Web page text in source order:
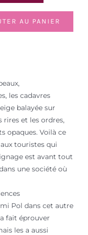
AU PANIER
les cadavres
balayée sur
rires et les ordres,
opaques. Voilà ce
touristes qui
est avant tout
une société où
Pol dans cet autre
fait éprouver
les a aussi